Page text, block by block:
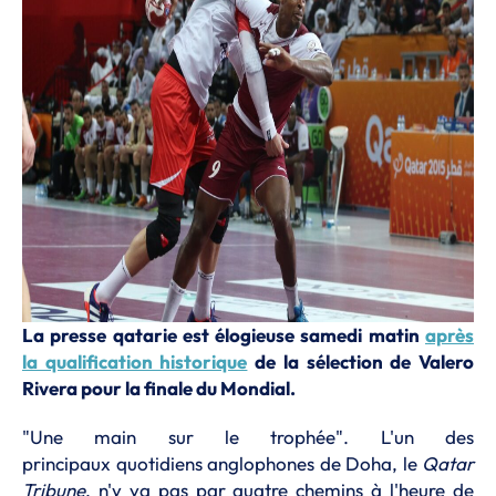
La presse qatarie est élogieuse samedi matin après
la qualification historique de la sélection de Valero
Rivera pour la finale du Mondial.
"Une main sur le trophée". L'un des
principaux quotidiens anglophones de Doha, le Qatar
Tribune, n'y va pas par quatre chemins à l'heure de